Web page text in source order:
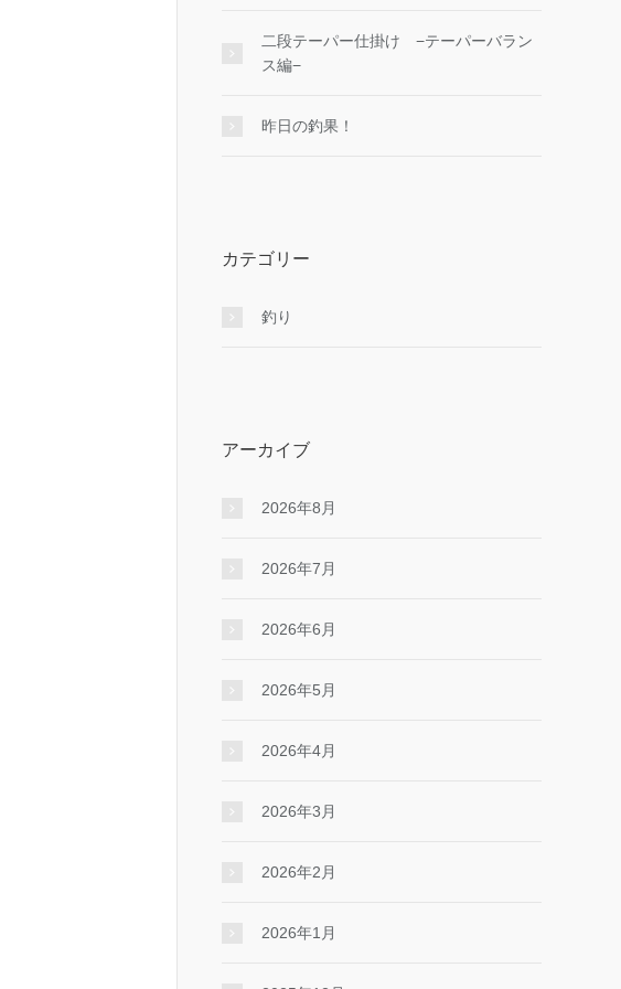
二段テーパー仕掛け −テーパーバラン
ス編−
昨日の釣果！
カテゴリー
釣り
アーカイブ
2026年8月
2026年7月
2026年6月
2026年5月
2026年4月
2026年3月
2026年2月
2026年1月